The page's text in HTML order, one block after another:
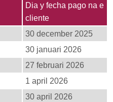
Dia y fecha pago na e
cliente
30 december 2025
30 januari 2026
27 februari 2026
1 april 2026
30 april 2026